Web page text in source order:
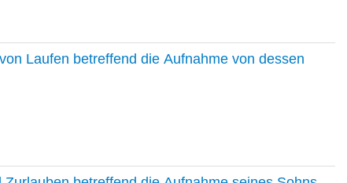
Laufen betreffend die Aufnahme von dessen